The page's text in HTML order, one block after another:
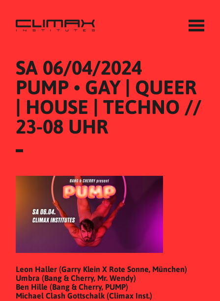
SA 06/04/2024
PUMP • GAY | QUEER
| HOUSE | TECHNO //
23-08 UHR
Leon Haller (Garry Klein X Rote Sonne, München)
Umbra (Bang & Cherry, Mr. Wendy)
Ben Hille (Bang & Cherry, PUMP)
Michael Clash Gottschalk (Climax Inst.)